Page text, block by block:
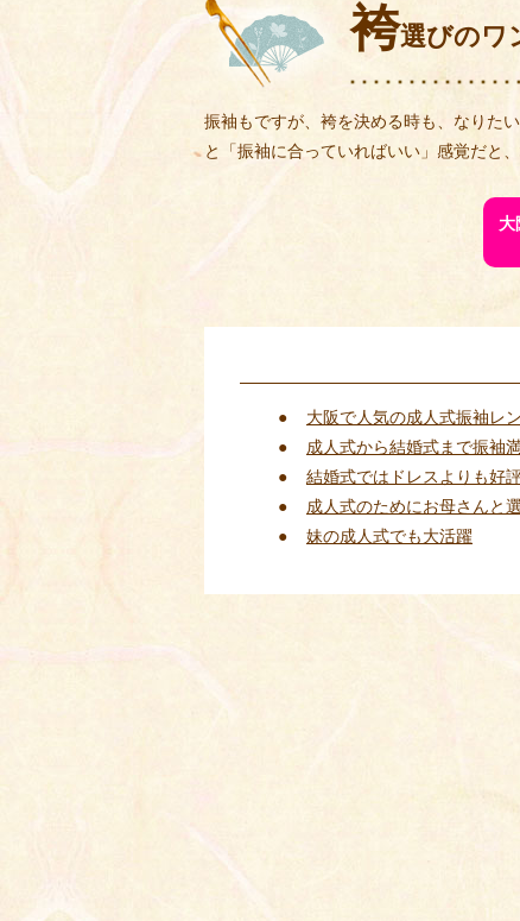
袴選びのワ
振袖もですが、袴を決める時も、なりた
と「振袖に合っていればいい」感覚だと
大
大阪で人気の成人式振袖レ
成人式から結婚式まで振袖
結婚式ではドレスよりも好
成人式のためにお母さんと
妹の成人式でも大活躍